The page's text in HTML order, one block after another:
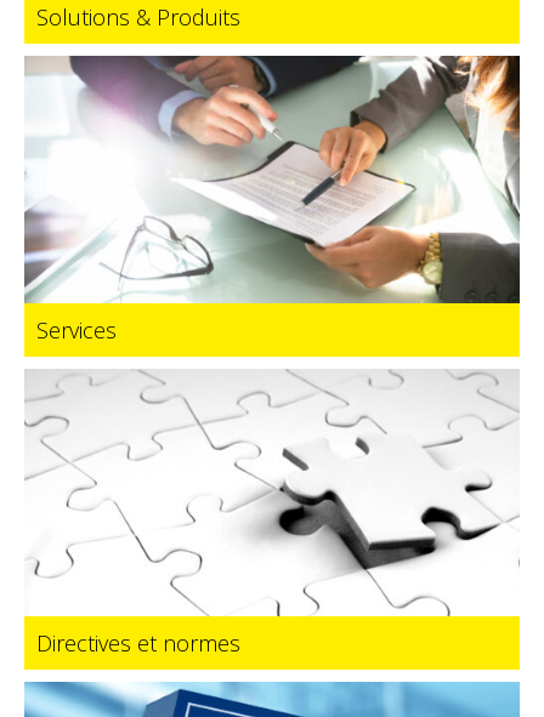
Solutions & Produits
Services
Directives et normes